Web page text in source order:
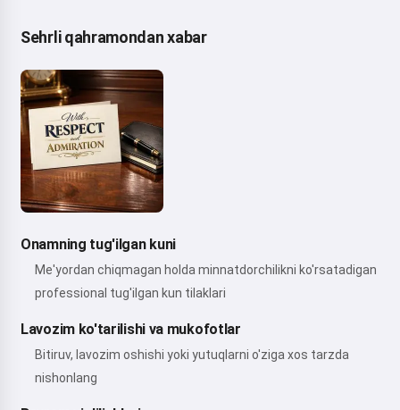
Sehrli qahramondan xabar
Onamning tug'ilgan kuni
Me'yordan chiqmagan holda minnatdorchilikni ko'rsatadigan
professional tug'ilgan kun tilaklari
Lavozim ko'tarilishi va mukofotlar
Bitiruv, lavozim oshishi yoki yutuqlarni o'ziga xos tarzda
nishonlang